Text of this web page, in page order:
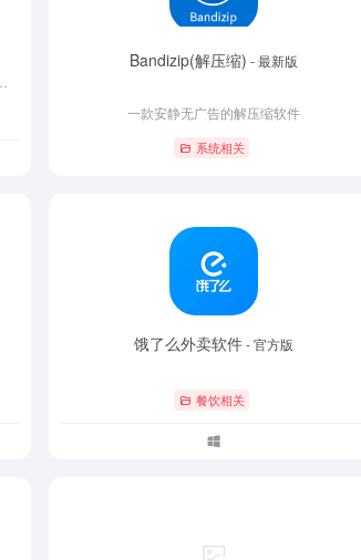
Bandizip(解压缩) - 最新版
一款安静无广告的解压缩软件
系统相关
饿了么外卖软件- 官方版
餐饮相关